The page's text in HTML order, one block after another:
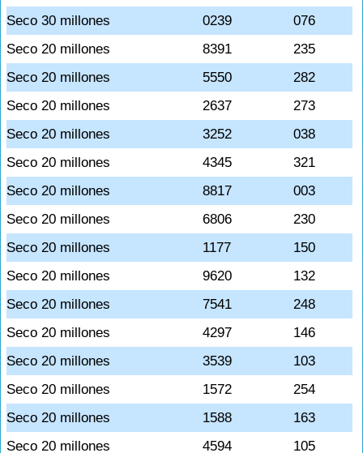
Seco 30 millones
0239
076
Seco 20 millones
8391
235
Seco 20 millones
5550
282
Seco 20 millones
2637
273
Seco 20 millones
3252
038
Seco 20 millones
4345
321
Seco 20 millones
8817
003
Seco 20 millones
6806
230
Seco 20 millones
1177
150
Seco 20 millones
9620
132
Seco 20 millones
7541
248
Seco 20 millones
4297
146
Seco 20 millones
3539
103
Seco 20 millones
1572
254
Seco 20 millones
1588
163
Seco 20 millones
4594
105